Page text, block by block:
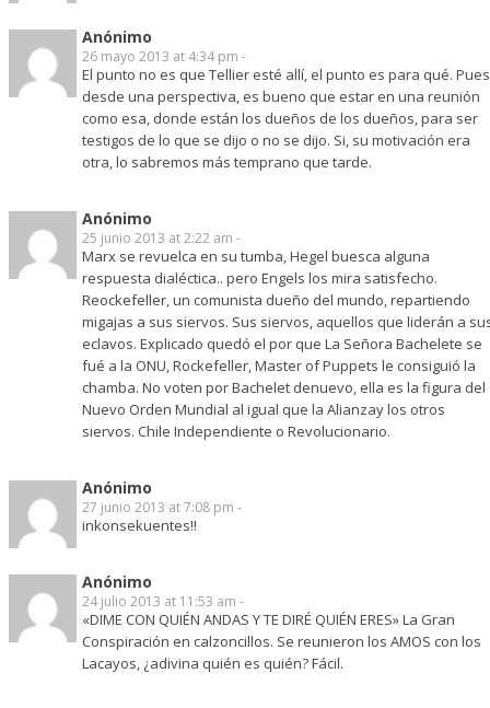
Anónimo
26 mayo 2013 at 4:34 pm -
El punto no es que Tellier esté allí, el punto es para qué.
desde una perspectiva, es bueno que estar en una reunión
como esa, donde están los dueños de los dueños, para ser
testigos de lo que se dijo o no se dijo. Si, su motivación era
otra, lo sabremos más temprano que tarde.
Anónimo
25 junio 2013 at 2:22 am -
Marx se revuelca en su tumba, Hegel buesca alguna
respuesta dialéctica.. pero Engels los mira satisfecho.
Reockefeller, un comunista dueño del mundo, repartiendo
migajas a sus siervos. Sus siervos, aquellos que liderán a
eclavos. Explicado quedó el por que La Señora Bachelete se
fué a la ONU, Rockefeller, Master of Puppets le consiguió la
chamba. No voten por Bachelet denuevo, ella es la figura del
Nuevo Orden Mundial al igual que la Alianzay los otros
siervos. Chile Independiente o Revolucionario.
Anónimo
27 junio 2013 at 7:08 pm -
inkonsekuentes!!
Anónimo
24 julio 2013 at 11:53 am -
«DIME CON QUIÉN ANDAS Y TE DIRÉ QUIÉN ERES» La Gran
Conspiración en calzoncillos. Se reunieron los AMOS con los
Lacayos, ¿adivina quién es quién? Fácil.